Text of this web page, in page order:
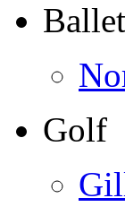
Ballet
Golf